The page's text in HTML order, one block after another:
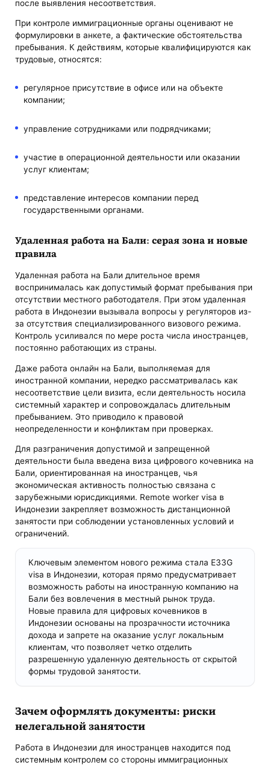
после выявления несоответствия.
При контроле иммиграционные органы оценивают не
формулировки в анкете, а фактические обстоятельства
пребывания. К действиям, которые квалифицируются как
трудовые, относятся:
регулярное присутствие в офисе или на объекте
компании;
управление сотрудниками или подрядчиками;
участие в операционной деятельности или оказании
услуг клиентам;
представление интересов компании перед
государственными органами.
Удаленная работа на Бали: серая зона и новые
правила
Удаленная работа на Бали длительное время
воспринималась как допустимый формат пребывания при
отсутствии местного работодателя. При этом удаленная
работа в Индонезии вызывала вопросы у регуляторов из-
за отсутствия специализированного визового режима.
Контроль усиливался по мере роста числа иностранцев,
постоянно работающих из страны.
Даже работа онлайн на Бали, выполняемая для
иностранной компании, нередко рассматривалась как
несоответствие цели визита, если деятельность носила
системный характер и сопровождалась длительным
пребыванием. Это приводило к правовой
неопределенности и конфликтам при проверках.
Для разграничения допустимой и запрещенной
деятельности была введена виза цифрового кочевника на
Бали, ориентированная на иностранцев, чья
экономическая активность полностью связана с
зарубежными юрисдикциями. Remote worker visa в
Индонезии закрепляет возможность дистанционной
занятости при соблюдении установленных условий и
ограничений.
Ключевым элементом нового режима стала E33G
visa в Индонезии, которая прямо предусматривает
возможность работы на иностранную компанию на
Бали без вовлечения в местный рынок труда.
Новые правила для цифровых кочевников в
Индонезии основаны на прозрачности источника
дохода и запрете на оказание услуг локальным
клиентам, что позволяет четко отделить
разрешенную удаленную деятельность от скрытой
формы трудовой занятости.
Зачем оформлять документы: риски
нелегальной занятости
Работа в Индонезии для иностранцев находится под
системным контролем со стороны иммиграционных